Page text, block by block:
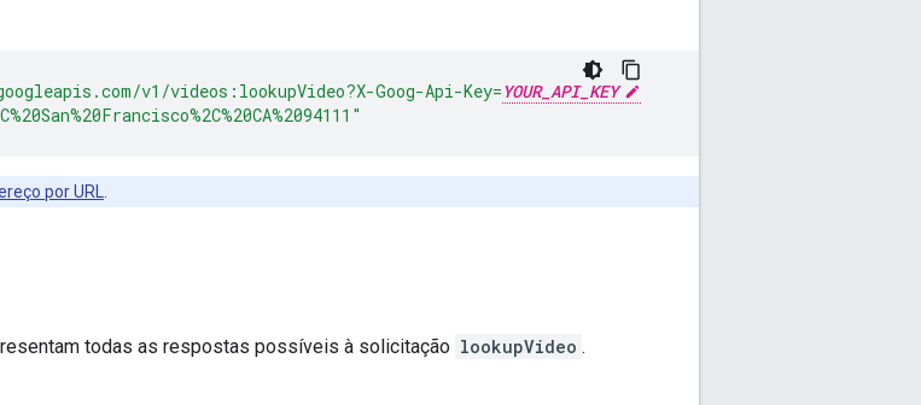
v1/videos:lookupVideo?X-Goog-Api-Key= YOUR_API_KEY
por URL
todas as respostas possíveis à solicitação lookupVideo .